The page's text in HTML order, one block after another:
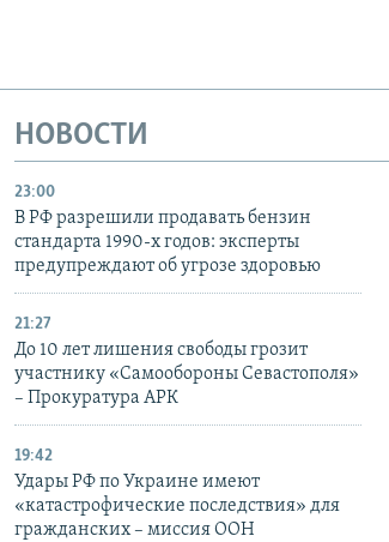
НОВОСТИ
23:00
В РФ разрешили продавать бензин
стандарта 1990-х годов: эксперты
предупреждают об угрозе здоровью
21:27
До 10 лет лишения свободы грозит
участнику «Самообороны Севастополя»
– Прокуратура АРК
19:42
Удары РФ по Украине имеют
«катастрофические последствия» для
гражданских – миссия ООН